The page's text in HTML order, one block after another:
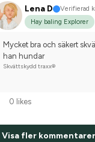
Lena D
Verifierad
Hay baling Explorer
Mycket bra och säkert
han hundar
Skvättskydd traxx®
0 likes
Visa fler